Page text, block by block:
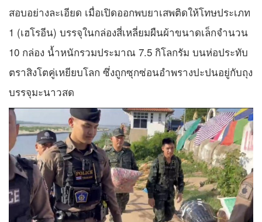
สอบอย่างละเอียด เมื่อเปิดออกพบยาเสพติดให้โทษประเภท
1 (เฮโรอีน) บรรจุในกล่องสี่เหลี่ยมผืนผ้าขนาดเล็กจำนวน
10 กล่อง น้ำหนักรวมประมาณ 7.5 กิโลกรัม บนห่อประทับ
ตราสิงโตคู่เหยียบโลก ซึ่งถูกซุกซ่อนอำพรางปะปนอยู่กับถุง
บรรจุมะนาวสด